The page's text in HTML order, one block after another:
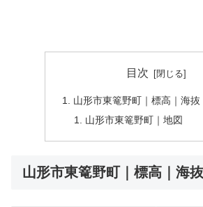
目次
山形市東篭野町｜標高｜海
山形市東篭野町｜地図
山形市東篭野町｜標高｜海